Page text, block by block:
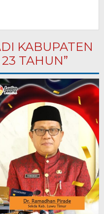
KABUPATEN
TAHUN”